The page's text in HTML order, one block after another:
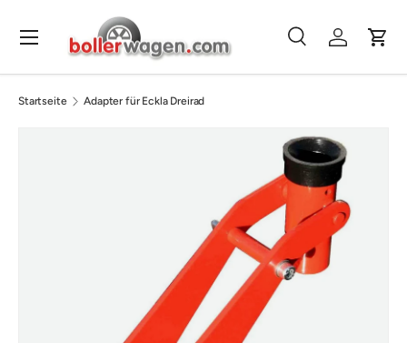
Direkt zum Inhalt
Suchen
SucheEinloggen
Menü
Startseite Adapter für Eckla Dreirad